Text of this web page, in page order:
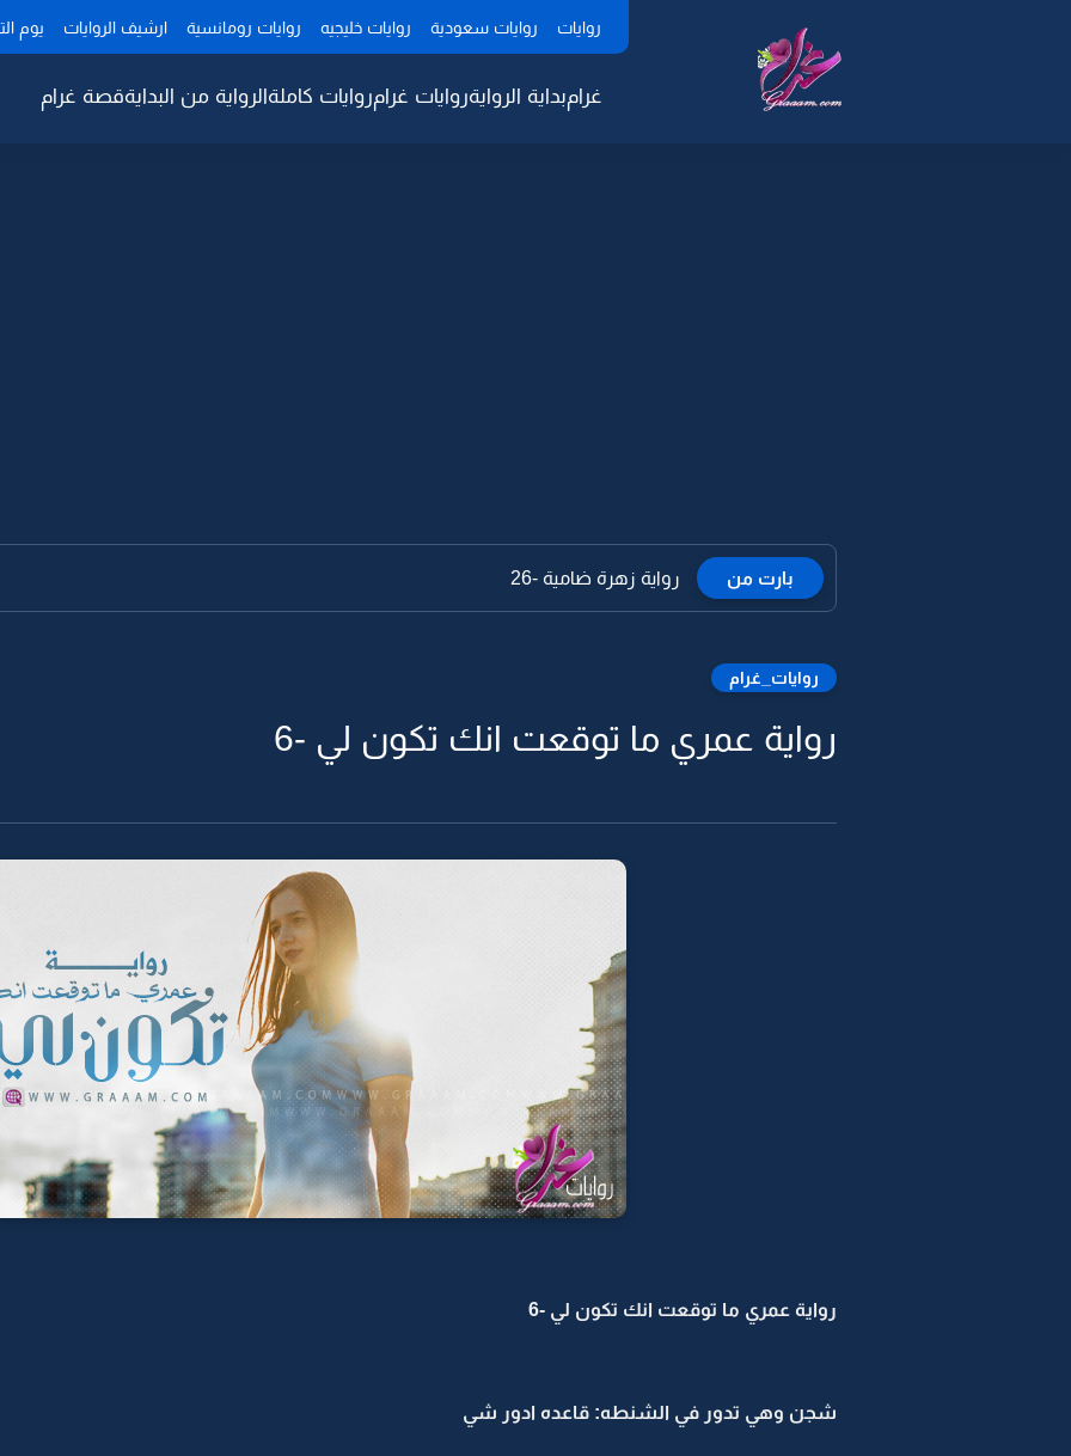
روايات روايات سعودية روايات خليجيه روايات رومانسية ارشيف الروايات يوم
غرامبداية الروايةروايات غرامروايات كاملةالرواية من البدايةقصة غرام
بارت من رواية زهرة ضامية -26
روايات_غرام
رواية عمري ما توقعت انك تكون لي -6
رواية عمري ما توقعت انك تكون لي -6
شجن وهي تدور في الشنطه: قاعده ادور شي